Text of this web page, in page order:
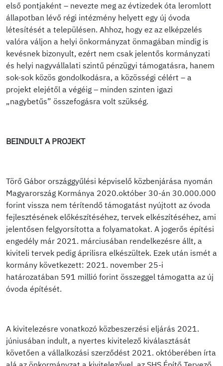
első pontjaként – nevezte meg az évtizedek óta leromlott
állapotban lévő régi intézmény helyett egy új óvoda
létesítését a településen. Ahhoz, hogy ez az elképzelés
valóra váljon a helyi önkormányzat önmagában mindig is
kevésnek bizonyult, ezért nem csak jelentős kormányzati
és helyi nagyvállalati szintű pénzügyi támogatásra, hanem
sok-sok közös gondolkodásra, a közösségi célért – a
projekt elejétől a végéig – minden szinten igazi
„nagybetűs” összefogásra volt szükség.
BEINDULT A PROJEKT
Törő Gábor országgyűlési képviselő közbenjárása nyomán
Magyarország Kormánya 2020.október 30-án 30.000.000
forint vissza nem térítendő támogatást nyújtott az óvoda
fejlesztésének előkészítéséhez, tervek elkészítéséhez, ami
jelentősen felgyorsította a folyamatokat. A jogerős építési
engedély már 2021. márciusában rendelkezésre állt, a
kiviteli tervek pedig áprilisra elkészültek. Ezek után ismét a
kormány következett: 2021. november 25-i
határozatában 591 millió forint összeggel támogatta az új
óvoda építését.
A kivitelezésre vonatkozó közbeszerzési eljárás 2021.
júniusában indult, a nyertes kivitelező kiválasztását
követően a vállalkozási szerződést 2021. októberében írta